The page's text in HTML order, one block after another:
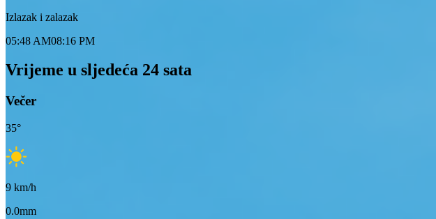
Izlazak i zalazak
05:48 AM08:16 PM
Vrijeme u sljedeća 24 sata
Večer
35°
9 km/h
0.0mm